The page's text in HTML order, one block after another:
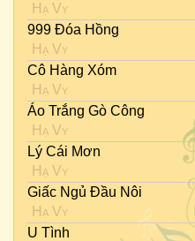
Hạ Vy
999 Đóa Hồng
Hạ Vy
Cô Hàng Xóm
Hạ Vy
Áo Trắng Gò Công
Hạ Vy
Lý Cái Mơn
Hạ Vy
Giấc Ngủ Đầu Nôi
Hạ Vy
U Tình